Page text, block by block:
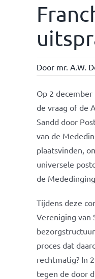
Door mr. A.W.
Op 2
de vraag of de
Sandd door
van de
plaatsvinden,
universele
de
Tijdens deze
Vereniging van
proces dat
rechtmatig? In
tegen de door